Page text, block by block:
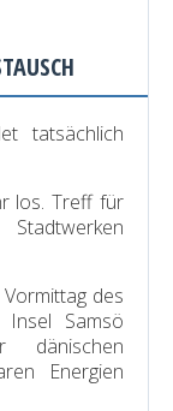
tatsächlich
los. Treff für
des
Samsö
dänischen
Energien